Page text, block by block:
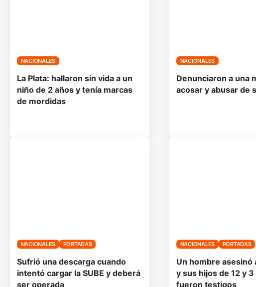
NACIONALES
La Plata: hallaron sin vida a un
niño de 2 años y tenía marcas
de mordidas
NACIONALES
Denunciaron a una
acosar y abusar de
NACIONALES PORTADAS
Sufrió una descarga cuando
intentó cargar la SUBE y deberá
ser operada
NACIONALES PORTADAS
Un hombre asesinó
y sus hijos de 12 y 3
fueron testigos